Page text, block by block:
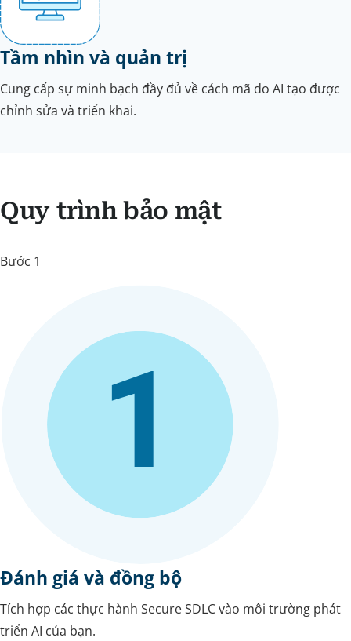
Tầm nhìn và quản trị
Cung cấp sự minh bạch đầy đủ về cách mã do AI tạo được
chỉnh sửa và triển khai.
Quy trình bảo mật
Bước 1
Đánh giá và đồng bộ
Tích hợp các thực hành Secure SDLC vào môi trường phát
triển AI của bạn.